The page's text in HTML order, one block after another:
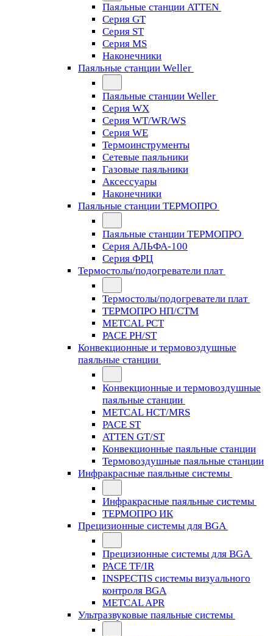
Паяльные станции ATTEN
Серия GT
Серия ST
Серия MS
Наконечники
Паяльные станции Weller
Паяльные станции Weller
Серия WX
Серия WT/WR/WS
Серия WE
Термоинструменты
Сетевые паяльники
Газовые паяльники
Аксессуары
Наконечники
Паяльные станции ТЕРМОПРО
Паяльные станции ТЕРМОПРО
Серия АЛЬФА-100
Серия ФРЦ
Термостолы/подогреватели плат
Термостолы/подогреватели плат
ТЕРМОПРО НП/СТМ
METCAL PCT
PACE PH/ST
Конвекционные и термовоздушные
паяльные станции
Конвекционные и термовоздушные
паяльные станции
METCAL HCT/MRS
PACE ST
ATTEN GT/ST
Конвекционные паяльные станции
Термовоздушные паяльные станции
Инфракрасные паяльные системы
Инфракрасные паяльные системы
ТЕРМОПРО ИК
Прецизионные системы для BGA
Прецизионные системы для BGA
PACE TF/IR
INSPECTIS системы визуального
контроля BGA
METCAL APR
Ультразвуковые паяльные системы